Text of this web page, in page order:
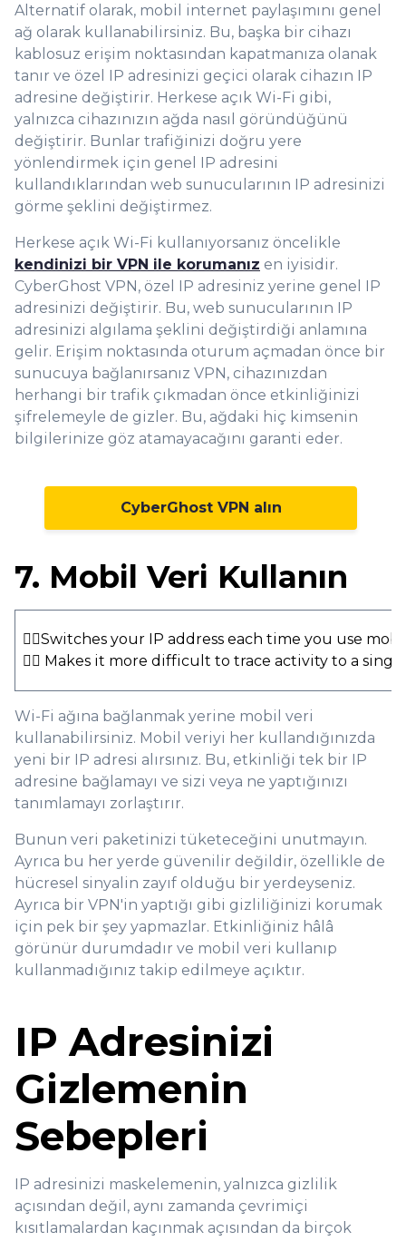
Alternatif olarak, mobil internet paylaşımını genel
ağ olarak kullanabilirsiniz. Bu, başka bir cihazı
kablosuz erişim noktasından kapatmanıza olanak
tanır ve özel IP adresinizi geçici olarak cihazın IP
adresine değiştirir. Herkese açık Wi-Fi gibi,
yalnızca cihazınızın ağda nasıl göründüğünü
değiştirir. Bunlar trafiğinizi doğru yere
yönlendirmek için genel IP adresini
kullandıklarından web sunucularının IP adresinizi
görme şeklini değiştirmez.
Herkese açık Wi-Fi kullanıyorsanız öncelikle
kendinizi bir VPN ile korumanız en iyisidir.
CyberGhost VPN, özel IP adresiniz yerine genel IP
adresinizi değiştirir. Bu, web sunucularının IP
adresinizi algılama şeklini değiştirdiği anlamına
gelir. Erişim noktasında oturum açmadan önce bir
sunucuya bağlanırsanız VPN, cihazınızdan
herhangi bir trafik çıkmadan önce etkinliğinizi
şifrelemeyle de gizler. Bu, ağdaki hiç kimsenin
bilgilerinize göz atamayacağını garanti eder.
CyberGhost VPN alın
7. Mobil Veri Kullanın
👍🏻Switches your IP address each time you use
👍🏻 Makes it more difficult to trace activity to a
Wi-Fi ağına bağlanmak yerine mobil veri
kullanabilirsiniz. Mobil veriyi her kullandığınızda
yeni bir IP adresi alırsınız. Bu, etkinliği tek bir IP
adresine bağlamayı ve sizi veya ne yaptığınızı
tanımlamayı zorlaştırır.
Bunun veri paketinizi tüketeceğini unutmayın.
Ayrıca bu her yerde güvenilir değildir, özellikle de
hücresel sinyalin zayıf olduğu bir yerdeyseniz.
Ayrıca bir VPN'in yaptığı gibi gizliliğinizi korumak
için pek bir şey yapmazlar. Etkinliğiniz hâlâ
görünür durumdadır ve mobil veri kullanıp
kullanmadığınız takip edilmeye açıktır.
IP Adresinizi
Gizlemenin
Sebepleri
IP adresinizi maskelemenin, yalnızca gizlilik
açısından değil, aynı zamanda çevrimiçi
kısıtlamalardan kaçınmak açısından da birçok